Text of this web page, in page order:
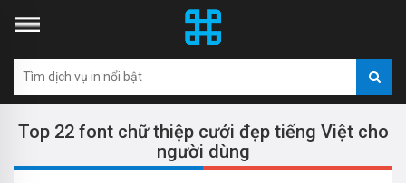
Top 22 font chữ thiệp cưới đẹp tiếng Việt cho
người dùng